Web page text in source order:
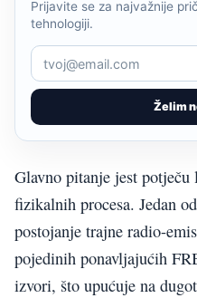
Želim
Prijavite se za najvažnije
tehnologiji.
Glavno pitanje jest
fizikalnih procesa. Jedan
postojanje trajne radio-
pojedinih ponavljajućih
izvori, što upućuje na